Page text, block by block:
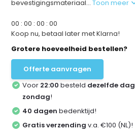
bevestigingsmateriaal...Toon meer
00 :00 :00 :00
Koop nu, betaal later met Klarna!
Grotere hoeveelheid bestellen?
Offerte aanvragen
Voor 22:00 besteld dezelfde dag
zondag!
40 dagen bedenktijd!
Gratis verzending v.a. €100 (NL)!